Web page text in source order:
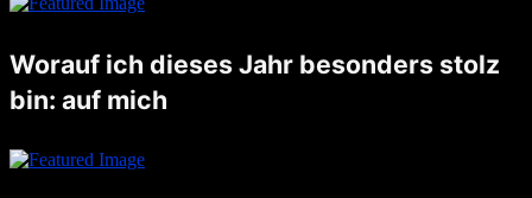
Worauf ich dieses Jahr besonders stolz
bin: auf mich
Dieses Jahr habe ich gelernt, für meine Bedürfnisse einzustehen und schwierige Entscheidungen zu treffen. Ich bin stolz darauf, dass ich eine faire Lösung in meiner Trennung gefunden habe, die mir Klarheit und einen neuen …